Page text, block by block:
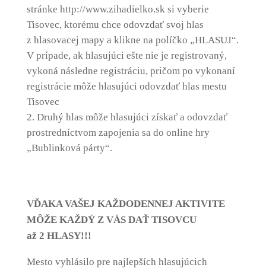
stránke http://www.zihadielko.sk si vyberie
Tisovec, ktorému chce odovzdať svoj hlas
z hlasovacej mapy a klikne na políčko „HLASUJ“.
V prípade, ak hlasujúci ešte nie je registrovaný,
vykoná následne registráciu, pričom po vykonaní
registrácie môže hlasujúci odovzdať hlas mestu
Tisovec
Druhý hlas môže hlasujúci získať a odovzdať
prostredníctvom zapojenia sa do online hry
„Bublinková párty“.
VĎAKA VAŠEJ KAŽDODENNEJ AKTIVITE
MÔŽE KAŽDÝ Z VÁS DAŤ TISOVCU
až 2 HLASY!!!
Mesto vyhlásilo pre najlepších hlasujúcich